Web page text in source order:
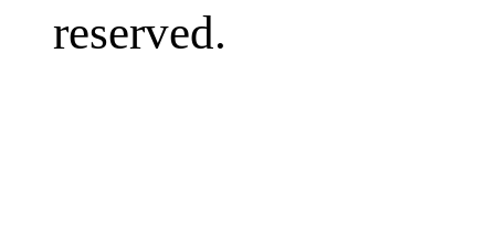
reserved.